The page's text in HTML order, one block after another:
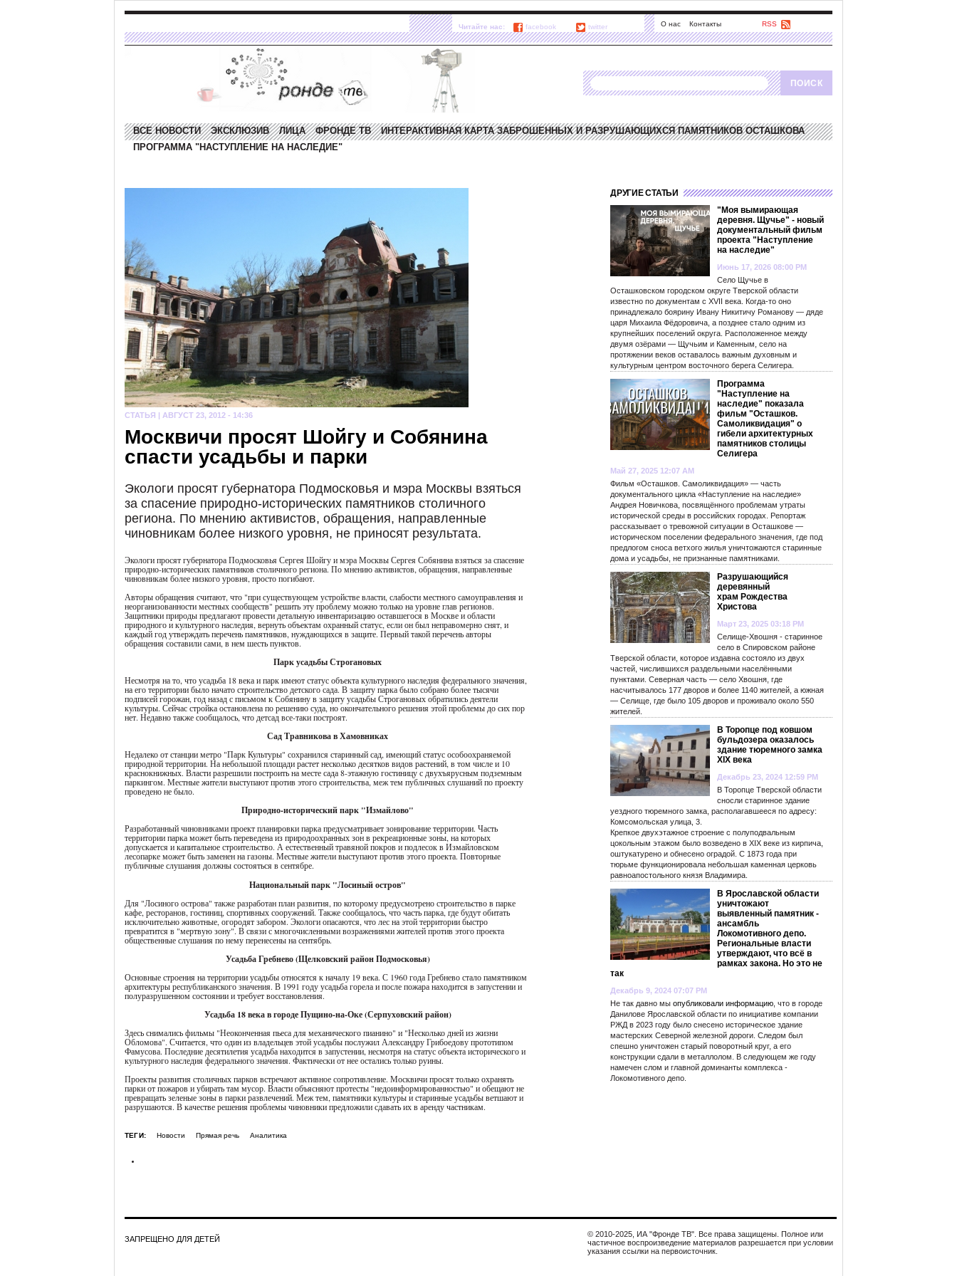
О нас Контакты RSS
Читайте нас: facebook twitter
ВСЕ НОВОСТИ ЭКСКЛЮЗИВ ЛИЦА ФРОНДЕ ТВ
ИНТЕРАКТИВНАЯ КАРТА ЗАБРОШЕННЫХ И РАЗРУШАЮЩИХСЯ ПАМЯТНИКОВ ОСТАШКОВА
ПРОГРАММА "НАСТУПЛЕНИЕ НА НАСЛЕДИЕ"
СТАТЬЯ | АВГУСТ 23, 2012 - 14:36
Москвичи просят Шойгу и Собянина
спасти усадьбы и парки
Экологи просят губернатора Подмосковья и мэра Москвы взяться
за спасение природно-исторических памятников столичного
региона. По мнению активистов, обращения, направленные
чиновникам более низкого уровня, не приносят результата.
Экологи просят губернатора Подмосковья Сергея Шойгу и мэра Москвы Сергея Собянина взяться за спасение
природно-исторических памятников столичного региона. По мнению активистов, обращения, направленные
чиновникам более низкого уровня, просто погибают.
Авторы обращения считают, что "при существующем устройстве власти, слабости местного самоуправления и
неорганизованности местных сообществ" решить эту проблему можно только на уровне глав регионов.
Защитники природы предлагают провести детальную инвентаризацию оставшегося в Москве и области
природного и культурного наследия, вернуть объектам охранный статус, если он был неправомерно снят, и
каждый год утверждать перечень памятников, нуждающихся в защите. Первый такой перечень авторы
обращения составили сами, в нем шесть пунктов.
Парк усадьбы Строгановых
Несмотря на то, что усадьба 18 века и парк имеют статус объекта культурного наследия федерального значения,
на его территории было начато строительство детского сада. В защиту парка было собрано более тысячи
подписей горожан, год назад с письмом к Собянину в защиту усадьбы Строгановых обратились деятели
культуры. Сейчас стройка остановлена по решению суда, но окончательного решения этой проблемы до сих пор
нет. Недавно также сообщалось, что детсад все-таки построят.
Сад Травникова в Хамовниках
Недалеко от станции метро "Парк Культуры" сохранился старинный сад, имеющий статус особоохраняемой
природной территории. На небольшой площади растет несколько десятков видов растений, в том числе и 10
краснокнижных. Власти разрешили построить на месте сада 8-этажную гостиницу с двухъярусным подземным
паркингом. Местные жители выступают против этого строительства, меж тем публичных слушаний по проекту
проведено не было.
Природно-исторический парк "Измайлово"
Разработанный чиновниками проект планировки парка предусматривает зонирование территории. Часть
территории парка может быть переведена из природоохранных зон в рекреационные зоны, на которых
допускается и капитальное строительство. А естественный травяной покров и подлесок в Измайловском
лесопарке может быть заменен на газоны. Местные жители выступают против этого проекта. Повторные
публичные слушания должны состояться в сентябре.
Национальный парк "Лосиный остров"
Для "Лосиного острова" также разработан план развития, по которому предусмотрено строительство в парке
кафе, ресторанов, гостиниц, спортивных сооружений. Также сообщалось, что часть парка, где будут обитать
исключительно животные, огородят забором. Экологи опасаются, что лес на этой территории быстро
превратится в "мертвую зону". В связи с многочисленными возражениями жителей против этого проекта
общественные слушания по нему перенесены на сентябрь.
Усадьба Гребнево (Щелковский район Подмосковья)
Основные строения на территории усадьбы относятся к началу 19 века. С 1960 года Гребнево стало памятником
архитектуры республиканского значения. В 1991 году усадьба горела и после пожара находится в запустении и
полуразрушенном состоянии и требует восстановления.
Усадьба 18 века в городе Пущино-на-Оке (Серпуховский район)
Здесь снимались фильмы "Неоконченная пьеса для механического пианино" и "Несколько дней из жизни
Обломова". Считается, что один из владельцев этой усадьбы послужил Александру Грибоедову прототипом
Фамусова. Последние десятилетия усадьба находится в запустении, несмотря на статус объекта исторического и
культурного наследия федерального значения. Фактически от нее остались только руины.
Проекты развития столичных парков встречают активное сопротивление. Москвичи просят только охранять
парки от пожаров и убирать там мусор. Власти объясняют протесты "недоинформированностью" и обещают не
превращать зеленые зоны в парки развлечений. Меж тем, памятники культуры и старинные усадьбы ветшают и
разрушаются. В качестве решения проблемы чиновники предложили сдавать их в аренду частникам.
ТЕГИ: Новости Прямая речь Аналитика
ДРУГИЕ СТАТЬИ
"Моя вымирающая
деревня. Щучье" - новый
документальный фильм
проекта "Наступление
на наследие"
Июнь 17, 2026 08:00 PM
Село Щучье в
Осташковском городском округе Тверской области
известно по документам с XVII века. Когда-то оно
принадлежало боярину Ивану Никитичу Романову — дяде
царя Михаила Фёдоровича, а позднее стало одним из
крупнейших поселений округа. Расположенное между
двумя озёрами — Щучьим и Каменным, село на
протяжении веков оставалось важным духовным и
культурным центром восточного берега Селигера.
Программа
"Наступление на
наследие" показала
фильм "Осташков.
Самоликвидация" о
гибели архитектурных
памятников столицы
Селигера
Май 27, 2025 12:07 AM
Фильм «Осташков. Самоликвидация» — часть
документального цикла «Наступление на наследие»
Андрея Новичкова, посвящённого проблемам утраты
исторической среды в российских городах. Репортаж
рассказывает о тревожной ситуации в Осташкове —
историческом поселении федерального значения, где под
предлогом сноса ветхого жилья уничтожаются старинные
дома и усадьбы, не признанные памятниками.
Разрушающийся
деревянный
храм Рождества
Христова
Март 23, 2025 03:18 PM
Селище-Хвошня - старинное
село в Спировском районе
Тверской области, которое издавна состояло из двух
частей, числившихся раздельными населёнными
пунктами. Северная часть — село Хвошня, где
насчитывалось 177 дворов и более 1140 жителей, а южная
— Селище, где было 105 дворов и проживало около 550
жителей.
В Торопце под ковшом
бульдозера оказалось
здание тюремного замка
XIX века
Декабрь 23, 2024 12:59 PM
В Торопце Тверской области
сносли старинное здание
уездного тюремного замка, располагавшееся по адресу:
Комсомольская улица, 3.
Крепкое двухэтажное строение с полуподвальным
цокольным этажом было возведено в XIX веке из кирпича,
оштукатурено и обнесено оградой. С 1873 года при
тюрьме функционировала небольшая каменная церковь
равноапостольного князя Владимира.
В Ярославской области
уничтожают
выявленный памятник -
ансамбль
Локомотивного депо.
Региональные власти
утверждают, что всё в
рамках закона. Но это не
так
Декабрь 9, 2024 07:07 PM
Не так давно мы опубликовали информацию , что в городе
Данилове Ярославской области по инициативе компании
РЖД в 2023 году было снесено историческое здание
мастерских Северной железной дороги. Следом был
спешно уничтожен старый поворотный круг, а его
конструкции сдали в металлолом. В следующем же году
намечен слом и главной доминанты комплекса -
Локомотивного депо.
ЗАПРЕЩЕНО ДЛЯ ДЕТЕЙ
© 2010-2025, ИА "Фронде ТВ". Все права защищены. Полное или
частичное воспроизведение материалов разрешается при условии
указания ссылки на первоисточник.